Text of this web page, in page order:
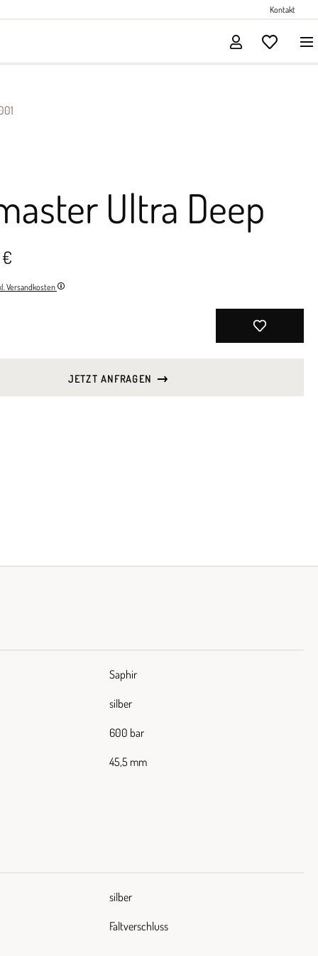
Kontakt
Ultra Deep
Versandkosten
JETZT ANFRAGEN
Saphir
silber
600 bar
45,5 mm
silber
Faltverschluss